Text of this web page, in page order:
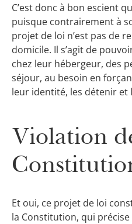
C’est donc à bon escient
puisque contrairement à
projet de loi n’est pas de
domicile. Il s’agit de
chez leur hébergeur, des
séjour, au besoin en
leur identité, les détenir et
Violation
Et oui, ce projet de loi
la Constitution, qui précise